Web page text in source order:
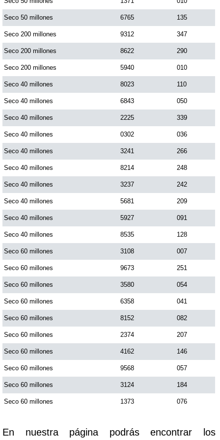
Saman de la suerte
Sinuano Día
Sinuano Noche
Super Chontico Noche
Seco 50 millones 6765 135
Seco 200 millones 9312 347
Seco 200 millones 8622 290
Seco 200 millones 5940 010
Seco 40 millones 8023 110
Seco 40 millones 6843 050
Seco 40 millones 2225 339
Seco 40 millones 0302 036
Seco 40 millones 3241 266
Seco 40 millones 8214 248
Seco 40 millones 3237 242
Seco 40 millones 5681 209
Seco 40 millones 5927 091
Seco 40 millones 8535 128
Seco 60 millones 3108 007
Seco 60 millones 9673 251
Seco 60 millones 3580 054
Seco 60 millones 6358 041
Seco 60 millones 8152 082
Seco 60 millones 2374 207
Seco 60 millones 4162 146
Seco 60 millones 9568 057
Seco 60 millones 3124 184
Seco 60 millones 1373 076
En nuestra página podrás encontrar los